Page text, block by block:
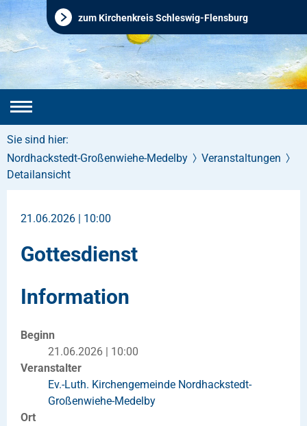
zum Kirchenkreis Schleswig-Flensburg
Sie sind hier:
Nordhackstedt-Großenwiehe-Medelby
Veranstaltungen
Detailansicht
21.06.2026 | 10:00
Gottesdienst
Information
Beginn
21.06.2026 | 10:00
Veranstalter
Ev.-Luth. Kirchengemeinde Nordhackstedt-
Großenwiehe-Medelby
Ort